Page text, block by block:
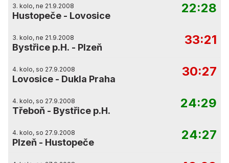
3. kolo, ne 21.9.2008
Hustopeče - Lovosice
22:28
3. kolo, ne 21.9.2008
Bystřice p.H. - Plzeň
33:21
4. kolo, so 27.9.2008
Lovosice - Dukla Praha
30:27
4. kolo, so 27.9.2008
Třeboň - Bystřice p.H.
24:29
4. kolo, so 27.9.2008
Plzeň - Hustopeče
24:27